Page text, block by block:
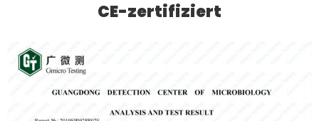
CE-zertifiziert